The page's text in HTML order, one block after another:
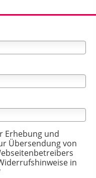
Erhebung und
Übersendung von
in